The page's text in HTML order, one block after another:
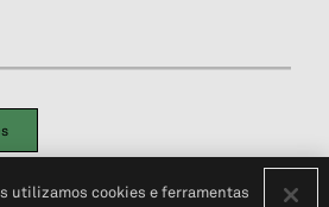
de privacidade do cliente (em inglês)
utilizamos cookies e ferramentas